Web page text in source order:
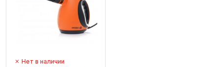
Нет в наличии